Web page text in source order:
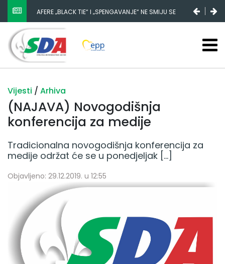
AFERE „BLACK TIE“ I „SPENGAVANJE“ NE SMIJU SE
ZATAŠKATI
Vijesti / Arhiva
(NAJAVA) Novogodišnja
konferencija za medije
Tradicionalna novogodišnja konferencija za
medije održat će se u ponedjeljak […]
Objavljeno: 29.12.2019. u 12:55